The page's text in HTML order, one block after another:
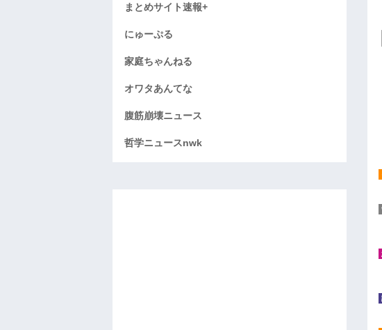
まとめサイト速報+
にゅーぷる
家庭ちゃんねる
オワタあんてな
腹筋崩壊ニュース
哲学ニュースnwk